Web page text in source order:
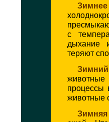
Зимнее
с
дыхание
теряют
животные
процессы
животные
Зимняя